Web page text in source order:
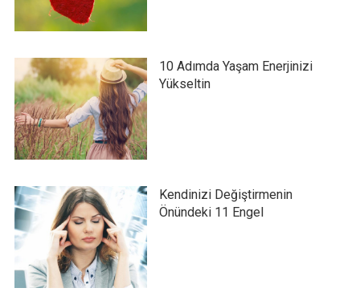
10 Adımda Yaşam Enerjinizi
Yükseltin
Kendinizi Değiştirmenin
Önündeki 11 Engel